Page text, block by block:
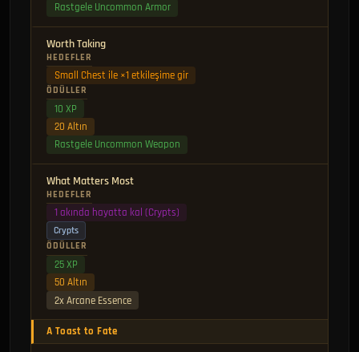
Rastgele Uncommon Armor
Worth Taking
HEDEFLER
Small Chest ile ×1 etkileşime gir
ÖDÜLLER
10 XP
20 Altın
Rastgele Uncommon Weapon
What Matters Most
HEDEFLER
1 akında hayatta kal (Crypts)
Crypts
ÖDÜLLER
25 XP
50 Altın
2x Arcane Essence
A Toast to Fate